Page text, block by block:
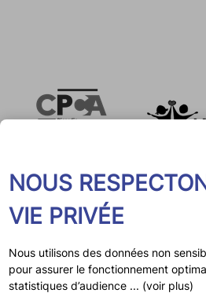
NOUS
VIE PRIVÉE
Nous utilisons des données non
pour assurer le fonctionnement
statistiques d’audience ... (voir plus)